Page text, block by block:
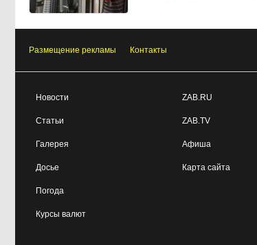
Размещение рекламы Контакты
Новости
Статьи
Галерея
Досье
Погода
Курсы валют
ZAB.RU
ZAB.TV
Афиша
Карта сайта